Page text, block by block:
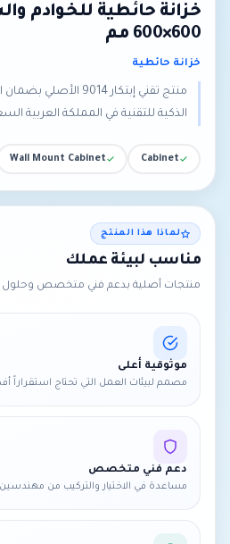
600×600 مم
خزانة حائطية
منتج تقني إبتكار 9014
الذكية للتقنية في المملكة العربية
Cabinet
Wall Mount Cabinet
لماذا هذا المنتج
مناسب لبيئة عملك
منتجات أصلية بدعم فني متخصص وحلول
موثوقية أعلى
مصمم لبيئات العمل التي تحتاج استقراراً
دعم فني متخصص
مساعدة في الاختيار والتركيب من